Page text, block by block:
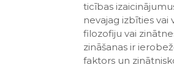
ticības
nevajag izbīties vai
filozofiju vai
zināšanas ir
faktors un